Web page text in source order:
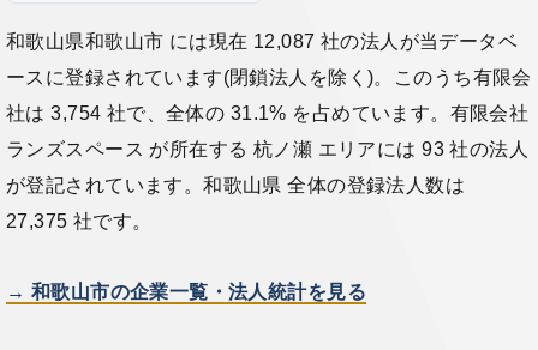
和歌山県和歌山市 には現在 12,087 社の法人が当データベ
ースに登録されています(閉鎖法人を除く)。このうち有限会
社は 3,754 社で、全体の 31.1% を占めています。有限会社
ランズスペース が所在する 杭ノ瀬 エリアには 93 社の法人
が登記されています。和歌山県 全体の登録法人数は
27,375 社です。
→ 和歌山市の企業一覧・法人統計を見る